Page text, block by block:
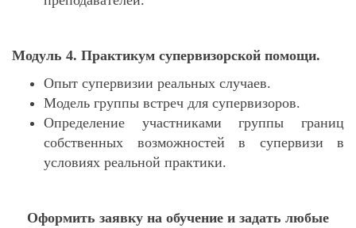
Модуль 4. Практикум супервизорской помощи.
Опыт супервизии реальных случаев.
Модель группы встреч для супервизоров.
Определение участниками группы границ
собственных возможностей в супервизи в
условиях реальной практики.
Оформить заявку на обучение и задать любые